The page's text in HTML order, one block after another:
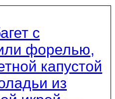
с
форелью,
капустой
из